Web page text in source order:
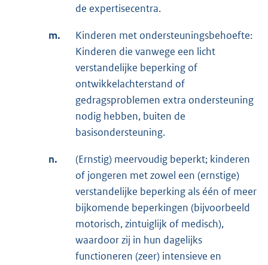
de expertisecentra.
m.
Kinderen met ondersteuningsbehoefte:
Kinderen die vanwege een licht
verstandelijke beperking of
ontwikkelachterstand of
gedragsproblemen extra ondersteuning
nodig hebben, buiten de
basisondersteuning.
n.
(Ernstig) meervoudig beperkt; kinderen
of jongeren met zowel een (ernstige)
verstandelijke beperking als één of meer
bijkomende beperkingen (bijvoorbeeld
motorisch, zintuiglijk of medisch),
waardoor zij in hun dagelijks
functioneren (zeer) intensieve en